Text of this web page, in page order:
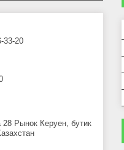
33-20
28 Рынок Керуен, бутик